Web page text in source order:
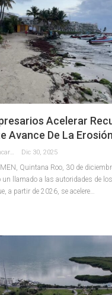
Acelerar
Avance De La Erosión
Redaccion La Pancarta De Quintana Roo Dic 30, 2025
Quintana Roo, 30 de
un llamado a las autoridades de
a partir de 2026, se acelere…